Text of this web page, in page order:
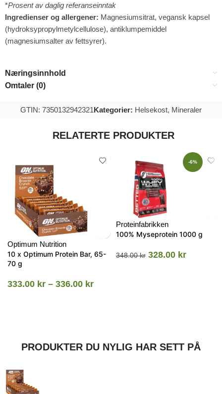
*Prosent av daglig referanseinntak
Ingredienser og allergener: Magnesiumsitrat, vegansk kapsel
(hydroksypropylmetylcellulose), antiklumpemiddel
(magnesiumsalter av fettsyrer).
Næringsinnhold
Omtaler (0)
GTIN: 7350132942321Kategorier: Helsekost, Mineraler
RELATERTE PRODUKTER
Optimum Nutrition
10 x Optimum Protein Bar, 65-
70 g
333.00 kr – 336.00 kr
-6%
Proteinfabrikken
100% Myseprotein 1000 g
348.00kr 328.00 kr
PRODUKTER DU NYLIG HAR SETT PÅ